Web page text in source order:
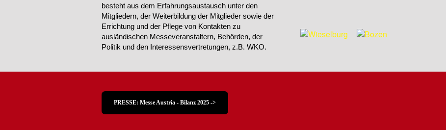
besteht aus dem Erfahrungsaustausch unter den
Mitgliedern, der Weiterbildung der Mitglieder sowie der
Errichtung und der Pflege von Kontakten zu
ausländischen Messeveranstaltern, Behörden, der
Politik und den Interessensvertretungen, z.B. WKO.
PRESSE: Messe Austria - Bilanz 2025 ->